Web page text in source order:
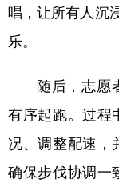
唱，让所有人沉
乐。
随后，志愿
有序起跑。过程
况、调整配速，
确保步伐协调一